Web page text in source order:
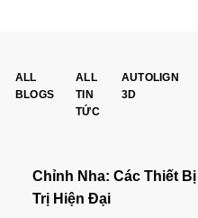
ALL
BLOGS
ALL
TIN
TỨC
AUTOLIGN
3D
Chỉnh Nha: Các Thiết
Trị Hiện Đại